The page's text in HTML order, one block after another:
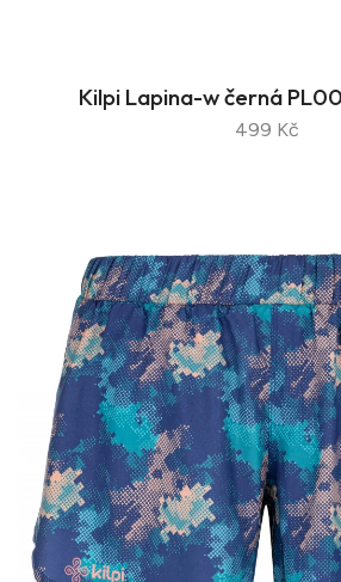
Kilpi Lapina-w černá
499 Kč